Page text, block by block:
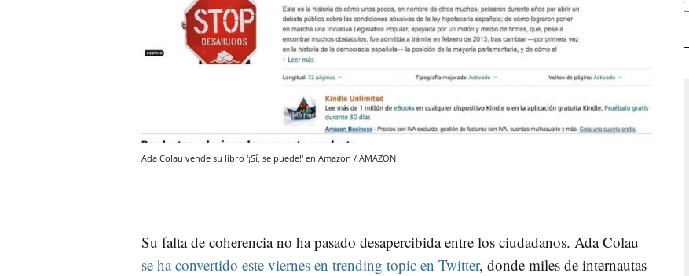
Ada Colau vende su libro '¡Sí, se puede!' en Amazon / AMAZON
Su falta de coherencia no ha pasado desapercibida entre los ciudadanos. Ada Colau
se ha convertido este viernes en trending topic en Twitter, donde miles de internautas